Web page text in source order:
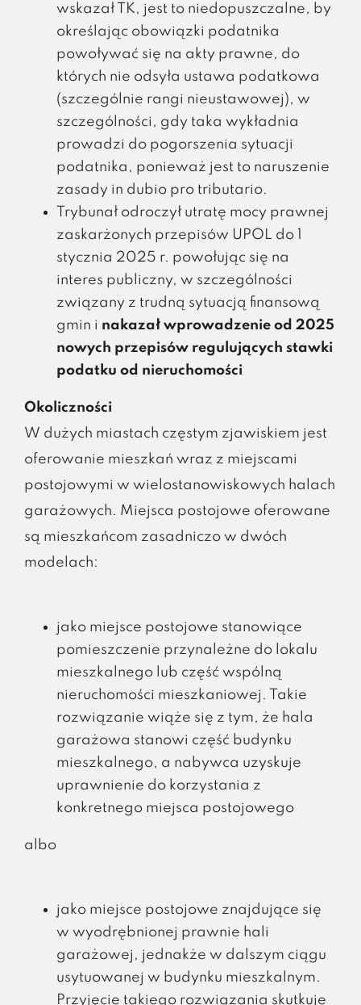
wskazał TK, jest to niedopuszczalne, by
określając obowiązki podatnika
powoływać się na akty prawne, do
których nie odsyła ustawa podatkowa
(szczególnie rangi nieustawowej), w
szczególności, gdy taka wykładnia
prowadzi do pogorszenia sytuacji
podatnika, ponieważ jest to naruszenie
zasady in dubio pro tributario.
Trybunał odroczył utratę mocy prawnej
zaskarżonych przepisów UPOL do 1
stycznia 2025 r. powołując się na
interes publiczny, w szczególności
związany z trudną sytuacją finansową
gmin i nakazał wprowadzenie od 2025
nowych przepisów regulujących stawki
podatku od nieruchomości
Okoliczności
W dużych miastach częstym zjawiskiem jest
oferowanie mieszkań wraz z miejscami
postojowymi w wielostanowiskowych halach
garażowych. Miejsca postojowe oferowane
są mieszkańcom zasadniczo w dwóch
modelach:
jako miejsce postojowe stanowiące
pomieszczenie przynależne do lokalu
mieszkalnego lub część wspólną
nieruchomości mieszkaniowej. Takie
rozwiązanie wiąże się z tym, że hala
garażowa stanowi część budynku
mieszkalnego, a nabywca uzyskuje
uprawnienie do korzystania z
konkretnego miejsca postojowego
albo
jako miejsce postojowe znajdujące się
w wyodrębnionej prawnie hali
garażowej, jednakże w dalszym ciągu
usytuowanej w budynku mieszkalnym.
Przyjęcie takiego rozwiązania skutkuje